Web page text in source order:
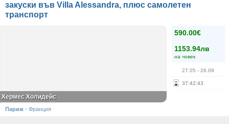
закуски във Villa Alessandra, плюс самолетен
транспорт
590.00€
1153.94лв
на човек
27.05 - 26.09
37:42:43
Хермес Холидейс
Париж · Франция